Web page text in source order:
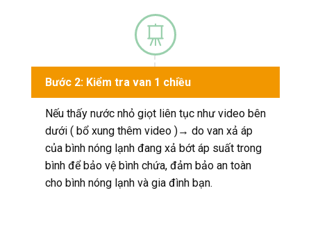
Bước 2: Kiểm tra van 1 chiều
Nếu thấy nước nhỏ giọt liên tục như video bên
dưới ( bổ xung thêm video )→ do van xả áp
của bình nóng lạnh đang xả bớt áp suất trong
bình để bảo vệ bình chứa, đảm bảo an toàn
cho bình nóng lạnh và gia đình bạn.